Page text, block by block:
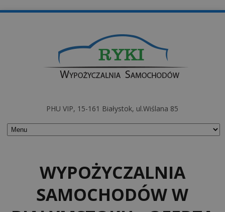
PHU VIP, 15-161 Białystok, ul.Wiślana 85
WYPOŻYCZALNIA
SAMOCHODÓW W